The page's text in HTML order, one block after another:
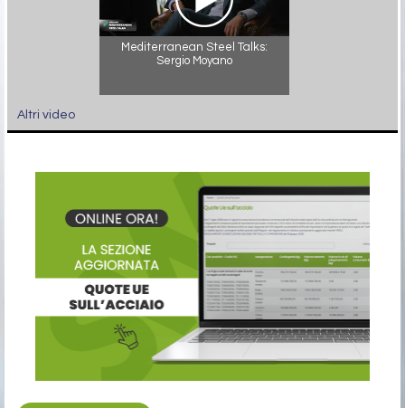
Mediterranean Steel Talks:
Sergio Moyano
Altri video